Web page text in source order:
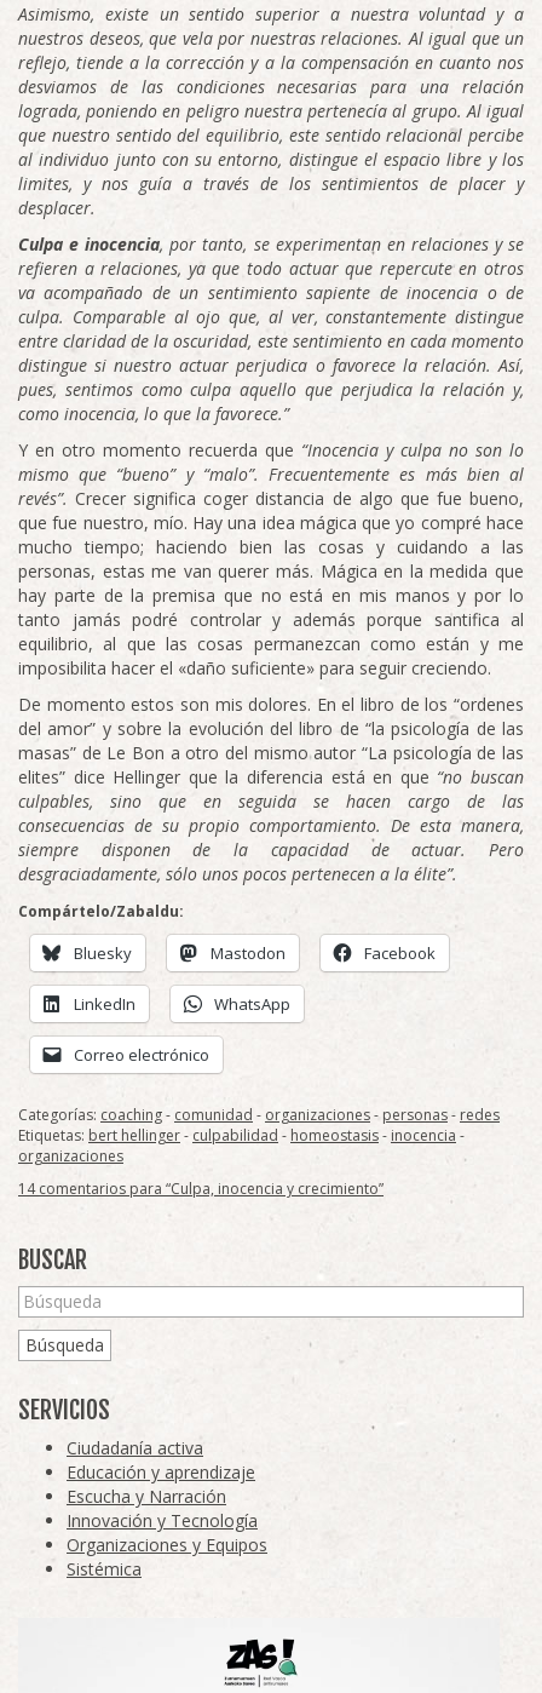
Asimismo, existe un sentido superior a nuestra voluntad y a
nuestros deseos, que vela por nuestras relaciones. Al igual que un
reflejo, tiende a la corrección y a la compensación en cuanto nos
desviamos de las condiciones necesarias para una relación
lograda, poniendo en peligro nuestra pertenecía al grupo. Al igual
que nuestro sentido del equilibrio, este sentido relacional percibe
al individuo junto con su entorno, distingue el espacio libre y los
limites, y nos guía a través de los sentimientos de placer y
desplacer.
Culpa e inocencia, por tanto, se experimentan en relaciones y se
refieren a relaciones, ya que todo actuar que repercute en otros
va acompañado de un sentimiento sapiente de inocencia o de
culpa. Comparable al ojo que, al ver, constantemente distingue
entre claridad de la oscuridad, este sentimiento en cada momento
distingue si nuestro actuar perjudica o favorece la relación. Así,
pues, sentimos como culpa aquello que perjudica la relación y,
como inocencia, lo que la favorece.”
Y en otro momento recuerda que “Inocencia y culpa no son lo
mismo que “bueno” y “malo”. Frecuentemente es más bien al
revés”. Crecer significa coger distancia de algo que fue bueno,
que fue nuestro, mío. Hay una idea mágica que yo compré hace
mucho tiempo; haciendo bien las cosas y cuidando a las
personas, estas me van querer más. Mágica en la medida que
hay parte de la premisa que no está en mis manos y por lo
tanto jamás podré controlar y además porque santifica al
equilibrio, al que las cosas permanezcan como están y me
imposibilita hacer el «daño suficiente» para seguir creciendo.
De momento estos son mis dolores. En el libro de los “ordenes
del amor” y sobre la evolución del libro de “la psicología de las
masas” de Le Bon a otro del mismo autor “La psicología de las
elites” dice Hellinger que la diferencia está en que “no buscan
culpables, sino que en seguida se hacen cargo de las
consecuencias de su propio comportamiento. De esta manera,
siempre disponen de la capacidad de actuar. Pero
desgraciadamente, sólo unos pocos pertenecen a la élite”.
Compártelo/Zabaldu:
Bluesky Mastodon Facebook
LinkedIn WhatsApp
Correo electrónico
Categorías: coaching- comunidad - organizaciones- personas- redes
Etiquetas: bert hellinger- culpabilidad - homeostasis- inocencia -
organizaciones
14 comentarios para “Culpa, inocencia y crecimiento”
BUSCAR
Búsqueda
SERVICIOS
Ciudadanía activa
Educación y aprendizaje
Escucha y Narración
Innovación y Tecnología
Organizaciones y Equipos
Sistémica